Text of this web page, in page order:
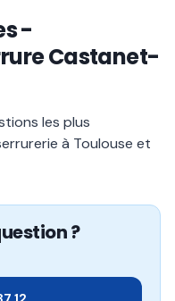
-
Castanet-
les plus
à Toulouse et
?